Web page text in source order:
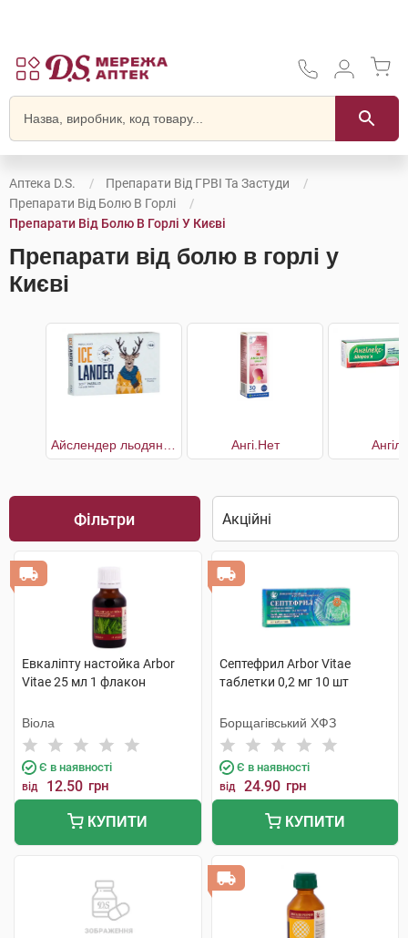
Аптека D.S.
Препарати Від ГРВІ Та Застуди
Препарати Від Болю В Горлі
Препарати Від Болю В Горлі У Києві
Препарати від болю в горлі у
Києві
Ангі.Нет
Фільтри
Евкаліпту настойка Arbor
Vitae 25 мл 1 флакон
Віола
Є в наявності
від 12.50 грн
КУПИТИ
Септефрил Arbor Vitae
таблетки 0,2 мг 10 шт
Борщагівський ХФЗ
Є в наявності
від 24.90 грн
КУПИТИ